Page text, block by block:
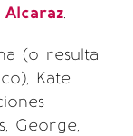
Alcaraz.
(o resulta
Kate
George,